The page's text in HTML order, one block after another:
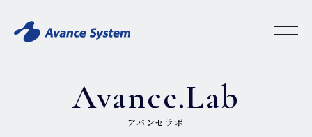
Avance.Lab
アバンセラボ